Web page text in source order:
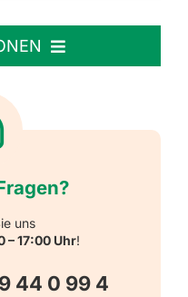
uns
– 17:00 Uhr!
44 0 99 4